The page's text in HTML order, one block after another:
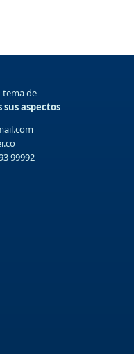
tema de
aspectos
99992